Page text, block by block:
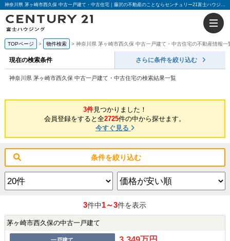
神奈川県 茅ヶ崎市西久保 中古一戸建て・中古住宅｜藤沢の不動産のことならセンチュリー21富士ハウジング
TOPページ 物件検索 神奈川県 茅ヶ崎市西久保 中古一戸建て・中古住宅の不動産情報一
現在の検索条件 さらに条件を絞り込む
神奈川県 茅ヶ崎市西久保 中古一戸建て・中古住宅の検索結果一覧
3件見つかりました！
会員登録をすると全2725件の中から探せます。
今すぐ見る
条件を絞り込む
3件中1～3件を表示
茅ヶ崎市西久保の中古一戸建て